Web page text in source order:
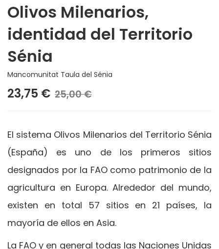
Olivos Milenarios,
identidad del Territorio
Sénia
Mancomunitat Taula del Sénia
23,75 € 25,00 €
El sistema Olivos Milenarios del Territorio Sénia
(España) es uno de los primeros sitios
designados por la FAO como patrimonio de la
agricultura en Europa. Alrededor del mundo,
existen en total 57 sitios en 21 países, la
mayoría de ellos en Asia.
La FAO y en general todas las Naciones Unidas